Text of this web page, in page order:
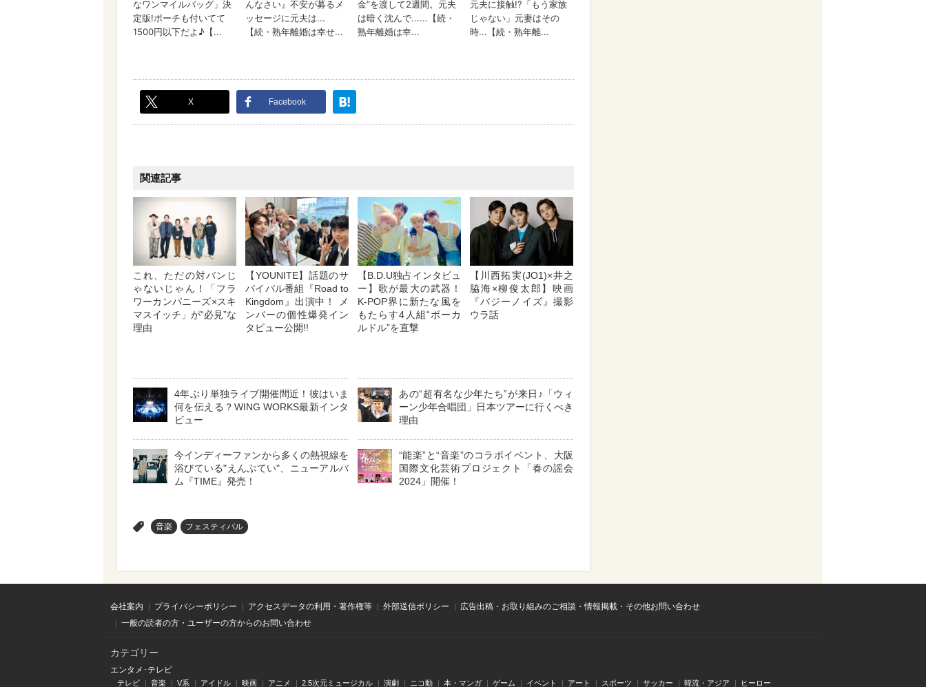
X Facebook
関連記事
これ、ただの対バンじ
ゃないじゃん！「フラ
ワーカンパニーズ×スキ
マスイッチ」が“必見”な
理由
【YOUNITE】話題のサ
バイバル番組『Road to
Kingdom』出演中！ メ
ンバーの個性爆発イン
タビュー公開!!
【B.D.U独占インタビュ
ー】歌が最大の武器！
K-POP界に新たな風を
もたらす4人組“ボーカ
ルドル”を直撃
【川西拓実(JO1)×井之
脇海×柳俊太郎】映画
『バジーノイズ』撮影
ウラ話
4年ぶり単独ライブ開催間近！彼はいま
何を伝える？WING WORKS最新インタ
ビュー
あの“超有名な少年たち”が来日♪「ウィ
ーン少年合唱団」日本ツアーに行くべき
理由
今インディーファンから多くの熱視線を
浴びている"えんぷてい"、ニューアルバ
ム『TIME』発売！
“能楽”と“音楽”のコラボイベント、大阪
国際文化芸術プロジェクト「春の謡会
2024」開催！
音楽 フェスティバル
会社案内 プライバシーポリシー アクセスデータの利用・著作権等 外部送信ポリシー
広告出稿・お取り組みのご相談・情報掲載・その他お問い合わせ
一般の読者の方・ユーザーの方からのお問い合わせ
カテゴリー
エンタメ･テレビ
テレビ 音楽 V系 アイドル 映画 アニメ 2.5次元ミュージカル 演劇 ニコ動 本・マンガ ゲーム イベント アート スポーツ サッカー 韓流・アジア ヒーロー